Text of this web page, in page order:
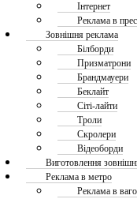
Інтернет
Реклама в
Зовнішня реклама
Білборди
Призматрони
Брандмауери
Беклайт
Сіті-лайти
Троли
Скролери
Відеоборди
Виготовлення
Реклама в метро
Реклама в